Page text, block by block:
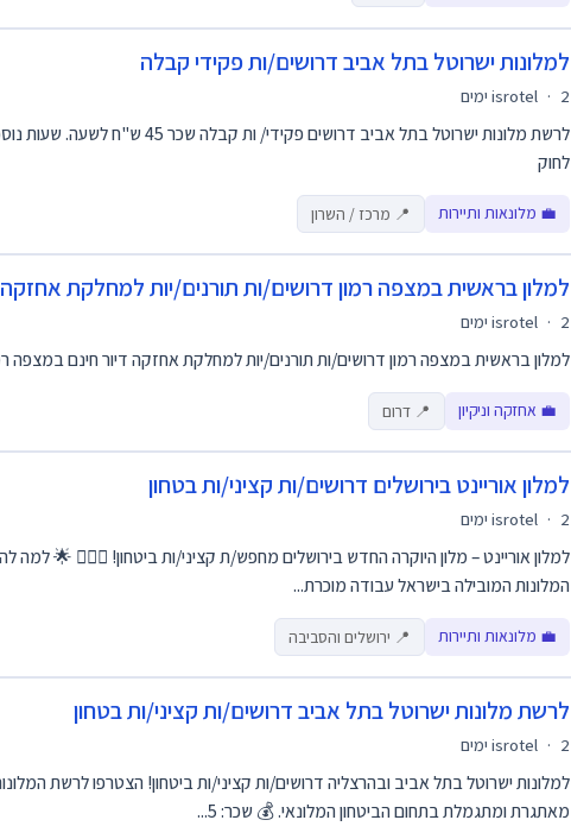
למלונות ישרוטל בתל אביב דרושים/ות פקידי קבלה
isrotel · 2 ימים
לרשת מלונות ישרוטל בתל אביב דרושים
לחוק
💼 מלונאות ותיירות 📍 מרכז / השרון
למלון בראשית במצפה רמון דרושים/ות תורנים/יות למחלקת אחזקה
isrotel · 2 ימים
למלון בראשית במצפה רמון דרושים/ות תורנים/יות למחלקת אחזקה דיור חינם במצפה
💼 אחזקה וניקיון 📍 דרום
למלון אוריינט בירושלים דרושים/ות קציני/ות בטחון
isrotel · 2 ימים
המלונות המובילה בישראל עבודה מוכרת...
💼 מלונאות ותיירות 📍 ירושלים והסביבה
לרשת מלונות ישרוטל בתל אביב דרושים/ות קציני/ות בטחון
isrotel · 2 ימים
למלונות ישרוטל בתל אביב ובהרצליה דרושים/ות קציני/ות ביטחון! הצטרפו לרשת
מאתגרת ומתגמלת בתחום הביטחון המלונאי. 💰 שכר: 5...